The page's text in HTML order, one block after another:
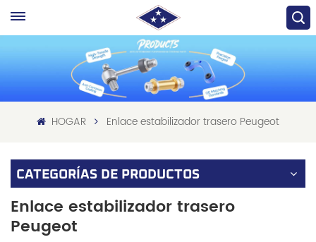
HOGAR Enlace estabilizador trasero Peugeot
CATEGORÍAS DE PRODUCTOS
Enlace estabilizador trasero
Peugeot